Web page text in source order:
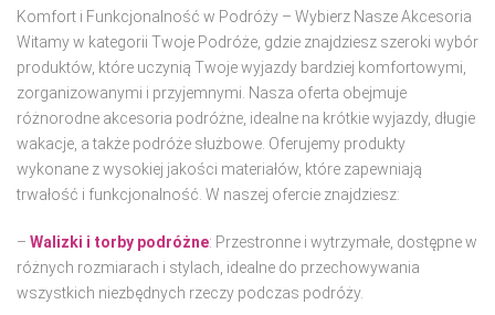
Komfort i Funkcjonalność w Podróży – Wybierz Nasze Akcesoria
Witamy w kategorii Twoje Podróże, gdzie znajdziesz szeroki wybór
produktów, które uczynią Twoje wyjazdy bardziej komfortowymi,
zorganizowanymi i przyjemnymi. Nasza oferta obejmuje
różnorodne akcesoria podróżne, idealne na krótkie wyjazdy, długie
wakacje, a także podróże służbowe. Oferujemy produkty
wykonane z wysokiej jakości materiałów, które zapewniają
trwałość i funkcjonalność. W naszej ofercie znajdziesz:
– Walizki i torby podróżne: Przestronne i wytrzymałe, dostępne w
różnych rozmiarach i stylach, idealne do przechowywania
wszystkich niezbędnych rzeczy podczas podróży.